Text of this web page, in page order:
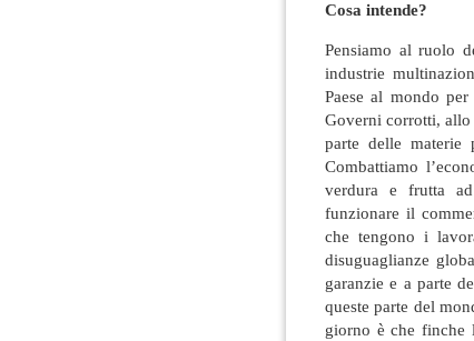
Cosa intende?
Pensiamo al ruolo
industrie
Paese al mondo
Governi corrotti,
parte delle
Combattiamo
verdura e frutta
funzionare il
che tengono i
disuguaglianze
garanzie e a parte
queste parte del
giorno è che finche